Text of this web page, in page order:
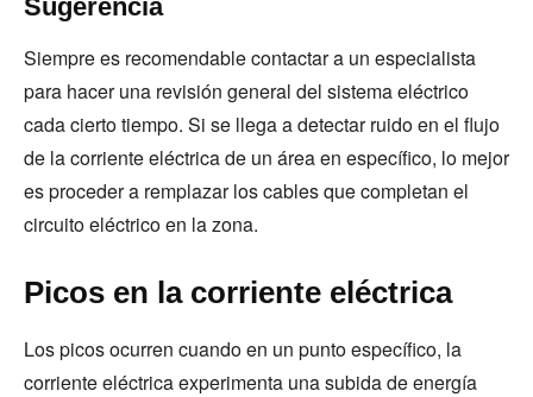
Sugerencia
Siempre es recomendable contactar a un especialista
para hacer una revisión general del sistema eléctrico
cada cierto tiempo. Si se llega a detectar ruido en el flujo
de la corriente eléctrica de un área en específico, lo mejor
es proceder a remplazar los cables que completan el
circuito eléctrico en la zona.
Picos en la corriente eléctrica
Los picos ocurren cuando en un punto específico, la
corriente eléctrica experimenta una subida de energía